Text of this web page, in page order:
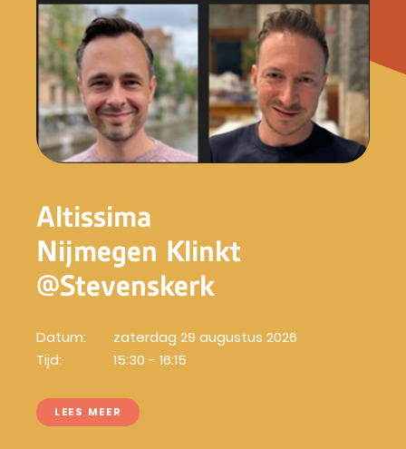
Altissima
Nijmegen Klinkt
@Stevenskerk
Datum:
Tijd:
zaterdag 29 augustus 2026
15:30 - 16:15
LEES MEER